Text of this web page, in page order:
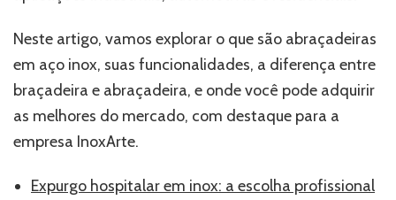
Neste artigo, vamos explorar o que são abraçadeiras
em aço inox, suas funcionalidades, a diferença entre
braçadeira e abraçadeira, e onde você pode adquirir
as melhores do mercado, com destaque para a
empresa InoxArte.
Expurgo hospitalar em inox: a escolha profissional